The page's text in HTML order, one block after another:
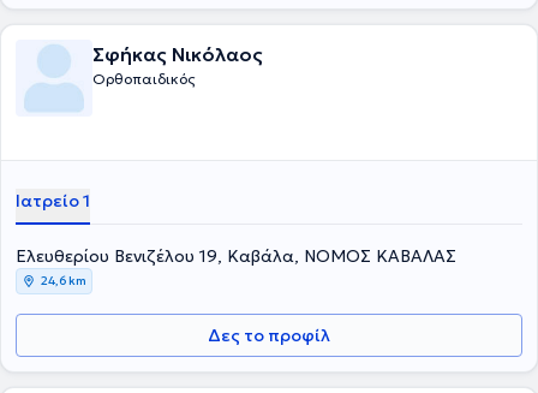
Σφήκας Νικόλαος
Ορθοπαιδικός
Ιατρείο 1
Ελευθερίου Βενιζέλου 19, Καβάλα, ΝΟΜΟΣ ΚΑΒΑΛΑΣ
24,6 km
Δες το προφίλ